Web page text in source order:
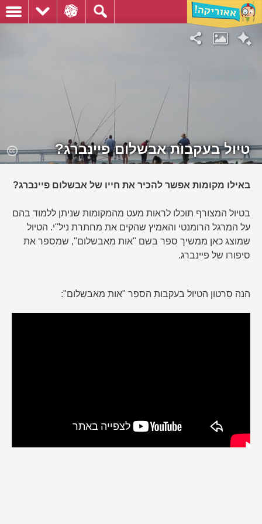
טיול בעקבות אבשלום פיינברג?
באילו מקומות אפשר להכיר את חייו של אבשלום פיינברג?
בטיול המצורף תוכלו לראות מעט מהמקומות שניתן ללמוד בהם
על המרגל הרומנטי והאמיץ שהקים את מחתרת ניל"י. הטיול
שמוצג כאן ממשיך ספר בשם "אות מאבשלום", שמספר את
סיפורו של פיינברג.
הנה סרטון הטיול בעקבות הספר "אות מאבשלום":